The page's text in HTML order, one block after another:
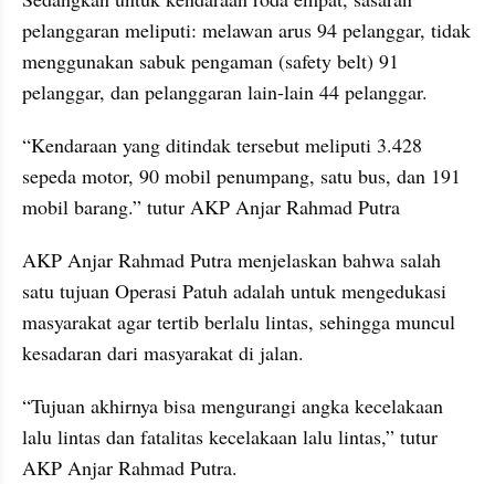
pelanggaran meliputi: melawan arus 94 pelanggar, tidak
menggunakan sabuk pengaman (safety belt) 91
pelanggar, dan pelanggaran lain-lain 44 pelanggar.
“Kendaraan yang ditindak tersebut meliputi 3.428
sepeda motor, 90 mobil penumpang, satu bus, dan 191
mobil barang.” tutur AKP Anjar Rahmad Putra
AKP Anjar Rahmad Putra menjelaskan bahwa salah
satu tujuan Operasi Patuh adalah untuk mengedukasi
masyarakat agar tertib berlalu lintas, sehingga muncul
kesadaran dari masyarakat di jalan.
“Tujuan akhirnya bisa mengurangi angka kecelakaan
lalu lintas dan fatalitas kecelakaan lalu lintas,” tutur
AKP Anjar Rahmad Putra.